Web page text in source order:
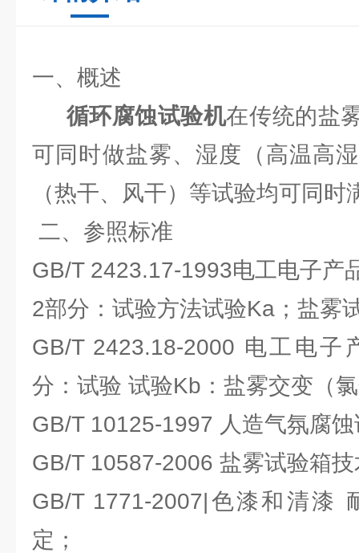
一、概述
循环腐蚀试验机在传统的盐
可同时做盐雾、湿度（高温高
（热干、风干）等试验均可同时
二、参照标准
GB/T 2423.17-1993电工电子产
2部分：试验方法试验Ka；盐雾
GB/T 2423.18-2000 电工电
分：试验 试验Kb：盐雾交变（
GB/T 10125-1997 人造气氛腐
GB/T 10587-2006 盐雾试验箱
GB/T 1771-2007|色漆和清漆
定；